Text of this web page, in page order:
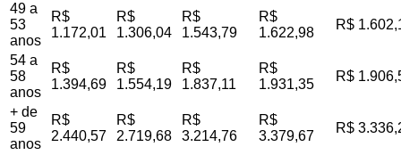
49 a
53
anos
R$
1.172,01
R$
1.306,04
R$
1.543,79
R$
1.622,98
R$
54 a
58
anos
R$
1.394,69
R$
1.554,19
R$
1.837,11
R$
1.931,35
R$
+ de
59
anos
R$
2.440,57
R$
2.719,68
R$
3.214,76
R$
3.379,67
R$